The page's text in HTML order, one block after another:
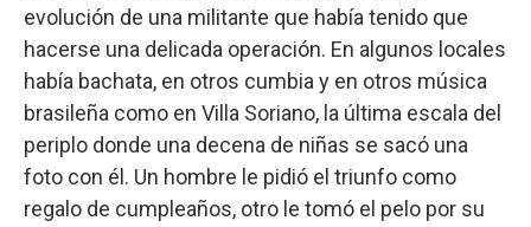
evolución de una militante que había tenido que
hacerse una delicada operación. En algunos locales
había bachata, en otros cumbia y en otros música
brasileña como en Villa Soriano, la última escala del
periplo donde una decena de niñas se sacó una
foto con él. Un hombre le pidió el triunfo como
regalo de cumpleaños, otro le tomó el pelo por su